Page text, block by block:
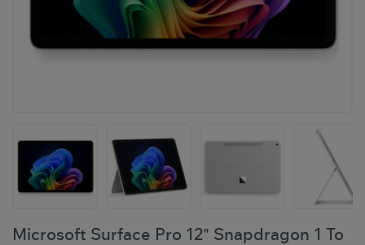
Microsoft Surface Pro 12" Snapdragon 1 To